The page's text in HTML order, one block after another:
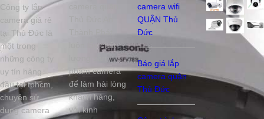
Công ty lắp
camera giá rẻ
tại Thủ Đức là
một trong
những công ty
uy tín hàng
đầu tại tphcm,
chuyên sử
dụng camera
luôn lấy chất
phẩm camera
để làm hài lòng
khách hàng,
với kinh
camera wifi
QUẬN Thủ
Đức
Báo giá lắp
camera quận
Thủ Đức